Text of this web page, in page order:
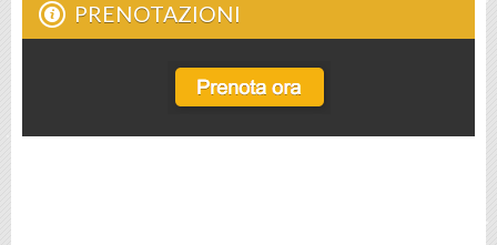
PRENOTAZIONI